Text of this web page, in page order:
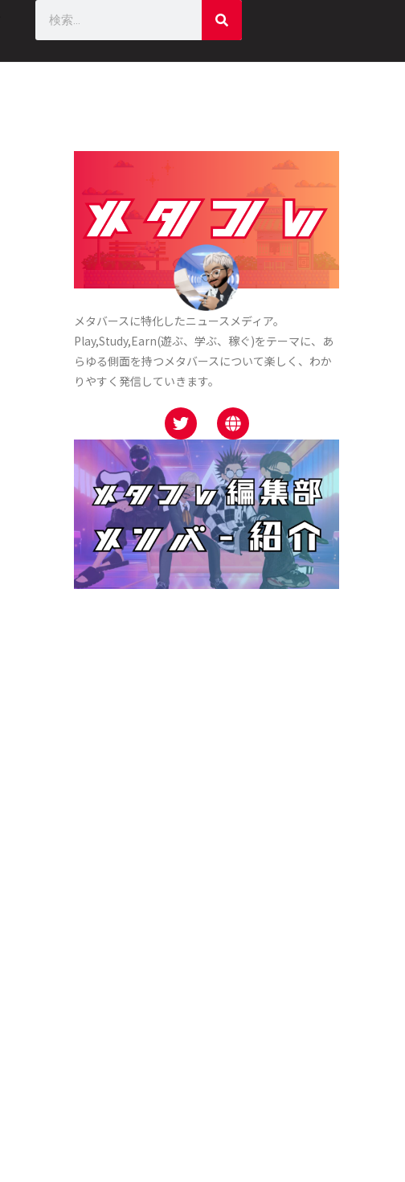
メタバースに特化したニュースメディア。
Play,Study,Earn(遊ぶ、学ぶ、稼ぐ)をテーマに、あ
らゆる側面を持つメタバースについて楽しく、わか
りやすく発信していきます。